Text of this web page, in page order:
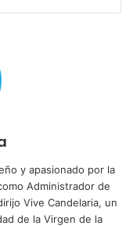
y apasionado por la
Administrador de
Vive Candelaria, un
de la Virgen de la